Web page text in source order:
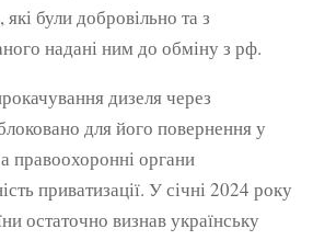
були добровільно та з
надані ним до обміну з рф.
дизеля через
для його повернення у
правоохоронні органи
приватизації. У січні 2024 року
остаточно визнав українську